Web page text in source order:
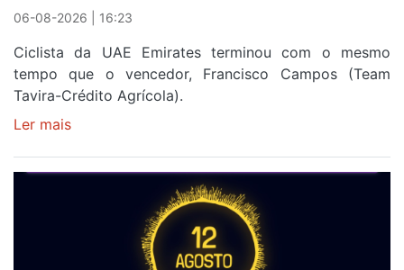
Portugal
06-08-2026 | 16:23
Ciclista da UAE Emirates terminou com o mesmo
tempo que o vencedor, Francisco Campos (Team
Tavira-Crédito Agrícola).
Ler mais